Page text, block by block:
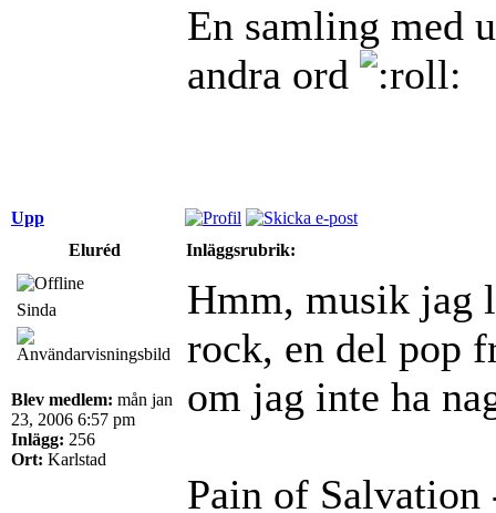
En samling med
andra ord
Upp
Eluréd
Inläggsrubrik:
Sinda
Blev medlem: mån jan
23, 2006 6:57 pm
Inlägg: 256
Ort: Karlstad
Hmm, musik jag
rock, en del pop
om jag inte ha
Pain of Salvation